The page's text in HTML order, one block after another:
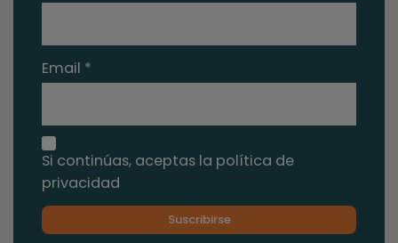
Email *
Si continúas, aceptas la política de
privacidad